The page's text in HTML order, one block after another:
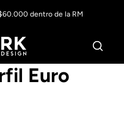
dentro de la RM
Euro